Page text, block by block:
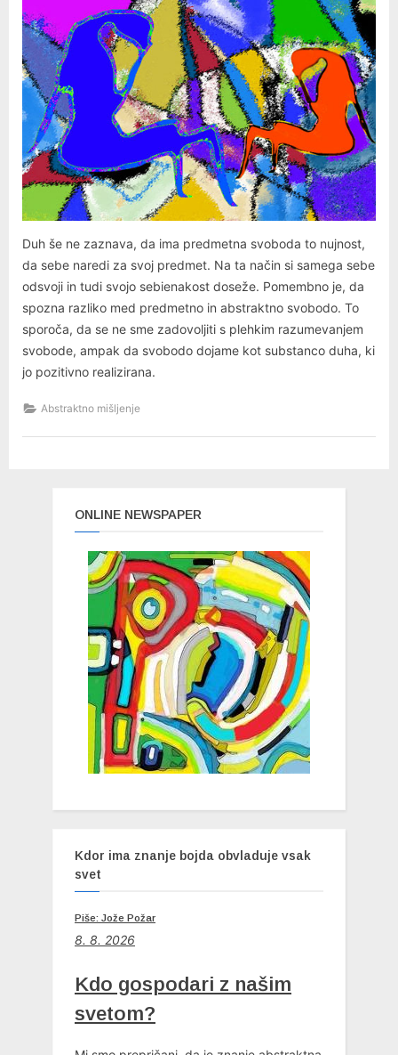
Duh še ne zaznava, da ima predmetna svoboda to nujnost,
da sebe naredi za svoj predmet. Na ta način si samega sebe
odsvoji in tudi svojo sebienakost doseže. Pomembno je, da
spozna razliko med predmetno in abstraktno svobodo. To
sporoča, da se ne sme zadovoljiti s plehkim razumevanjem
svobode, ampak da svobodo dojame kot substanco duha, ki
jo pozitivno realizirana.
Abstraktno mišljenje
ONLINE NEWSPAPER
Kdor ima znanje bojda obvladuje vsak
svet
Piše: Jože Požar
8. 8. 2026
Kdo gospodari z našim
svetom?